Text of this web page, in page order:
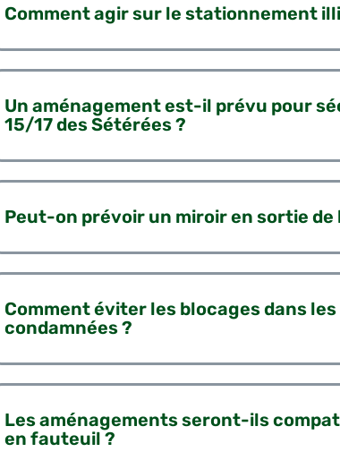
Comment agir sur le stationnement
Un aménagement est-il prévu pour
15/17 des Sétérées ?
Peut-on prévoir un miroir en sortie de
Comment éviter les blocages dans
condamnées ?
Les aménagements seront-ils
en fauteuil ?